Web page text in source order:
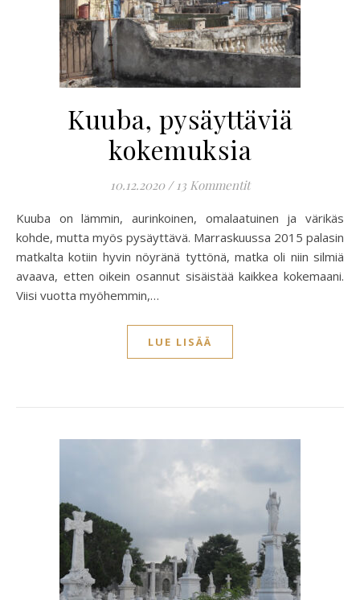
Kuuba, pysäyttäviä
kokemuksia
10.12.2020 / 13 Kommentit
Kuuba on lämmin, aurinkoinen, omalaatuinen ja värikäs
kohde, mutta myös pysäyttävä. Marraskuussa 2015 palasin
matkalta kotiin hyvin nöyränä tyttönä, matka oli niin silmiä
avaava, etten oikein osannut sisäistää kaikkea kokemaani.
Viisi vuotta myöhemmin,…
LUE LISÄÄ